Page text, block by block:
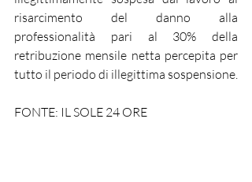
risarcimento del danno alla
professionalità pari al 30% della
retribuzione mensile netta percepita per
tutto il periodo di illegittima sospensione.
FONTE: IL SOLE 24 ORE